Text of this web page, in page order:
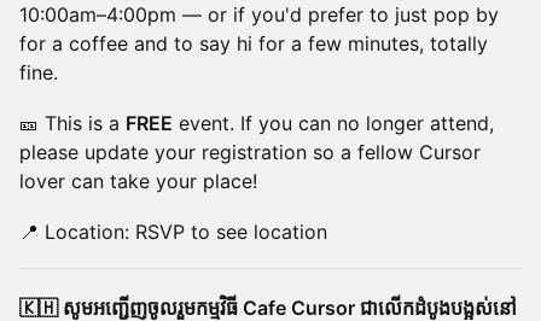
10:00am–4:00pm — or if you'd prefer to just pop by
for a coffee and to say hi for a few minutes, totally
fine.
🎫 This is a FREE event. If you can no longer attend,
please update your registration so a fellow Cursor
lover can take your place!
📍 Location: RSVP to see location
🇰🇭 សូមអញ្ជើញចូលរួមកម្មវិធី Cafe Cursor ជាលើកដំបូងបង្អស់នៅ